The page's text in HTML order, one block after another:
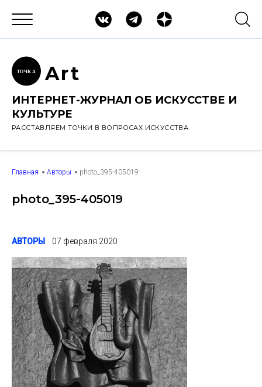
ТОЧК А Art
ИНТЕРНЕТ-ЖУРНАЛ ОБ ИСКУССТВЕ И
КУЛЬТУРЕ
РАССТАВЛЯЕМ ТОЧКИ В ВОПРОСАХ ИСКУССТВА
Главная Авторы photo_395-405019
photo_395-405019
АВТОРЫ 07 февраля 2020